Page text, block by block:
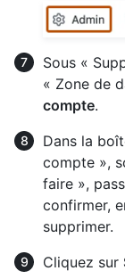
Sous «
« Zone de
compte.
Dans la
compte »,
faire »,
confirmer,
supprimer.
Cliquez sur